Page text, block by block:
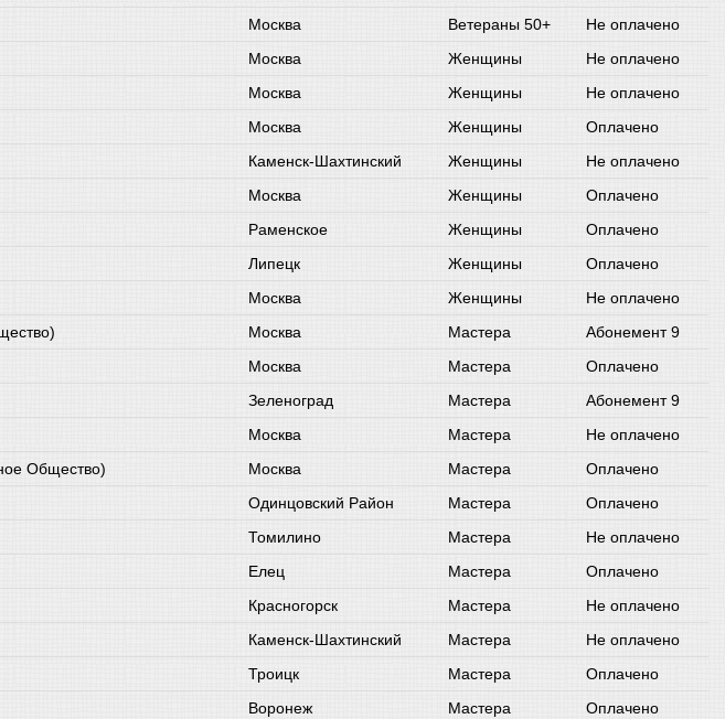
Москва Ветераны 50+
Не оплачено
Москва Женщины
Не оплачено
Москва Женщины
Не оплачено
Москва Женщины
Оплачено
Каменск-Шахтинский Женщины
Не оплачено
Москва Женщины
Оплачено
Раменское Женщины
Оплачено
Липецк Женщины
Оплачено
Москва Женщины
Не оплачено
Москва Мастера
Абонемент 9
Москва Мастера
Оплачено
Зеленоград Мастера
Абонемент 9
Москва Мастера
Не оплачено
Общество) Москва Мастера
Оплачено
Одинцовский Район Мастера
Оплачено
Томилино Мастера
Не оплачено
Елец Мастера
Оплачено
Красногорск Мастера
Не оплачено
Каменск-Шахтинский Мастера
Не оплачено
Троицк Мастера
Оплачено
Воронеж Мастера
Оплачено